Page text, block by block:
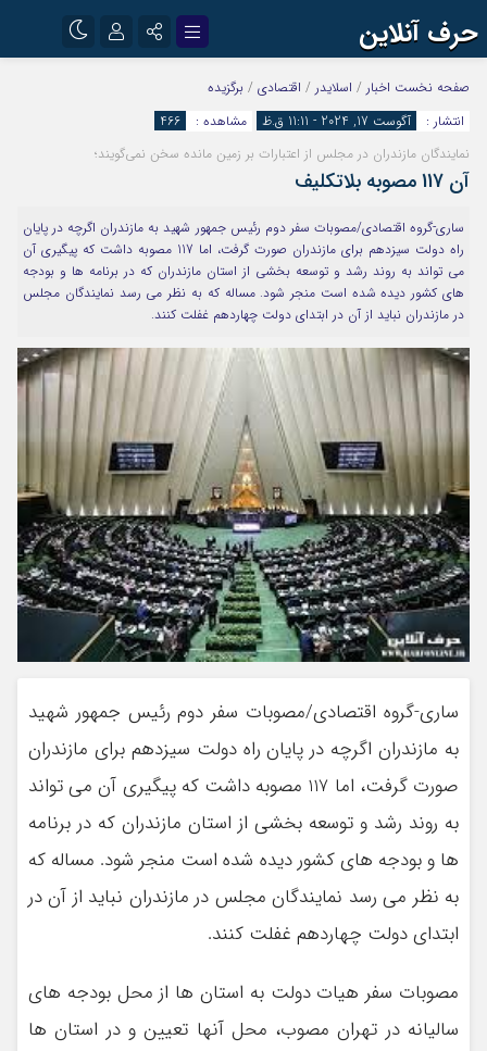
حرف آنلاین
اینستاگرام
آپارات
رمز عبور
مرا به خاطر بسپار
صفحه نخست اخبار / اسلایدر / اقتصادی / برگزیده
انتشار :
آگوست 17, 2024 - 11:11 ق.ظ مشاهده :
466
نمایندگان مازندران در مجلس از اعتبارات بر زمین مانده سخن نمی‌گویند؛
آن 117 مصوبه بلاتکلیف
ساری-گروه اقتصادی/مصوبات سفر دوم رئیس جمهور شهید به مازندران اگرچه در پایان
راه دولت سیزدهم برای مازندران صورت گرفت، اما 117 مصوبه داشت که پیگیری آن
می تواند به روند رشد و توسعه بخشی از استان مازندران که در برنامه ها و بودجه
های کشور دیده شده است منجر شود. مساله که به نظر می رسد نمایندگان مجلس
در مازندران نباید از آن در ابتدای دولت چهاردهم غفلت کنند.
ساری-گروه اقتصادی/مصوبات سفر دوم رئیس جمهور شهید
به مازندران اگرچه در پایان راه دولت سیزدهم برای مازندران
صورت گرفت، اما 117 مصوبه داشت که پیگیری آن می تواند
به روند رشد و توسعه بخشی از استان مازندران که در برنامه
ها و بودجه های کشور دیده شده است منجر شود. مساله که
به نظر می رسد نمایندگان مجلس در مازندران نباید از آن در
ابتدای دولت چهاردهم غفلت کنند.
مصوبات سفر هیات دولت به استان ها از محل بودجه های
سالیانه در تهران مصوب، محل آنها تعیین و در استان ها